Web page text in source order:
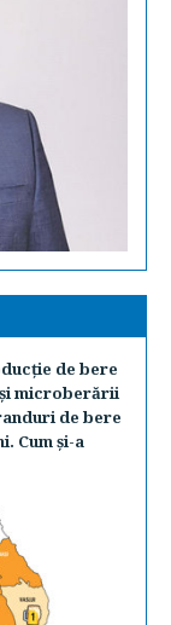
de bere
şi microberării
de bere
Cum şi-a